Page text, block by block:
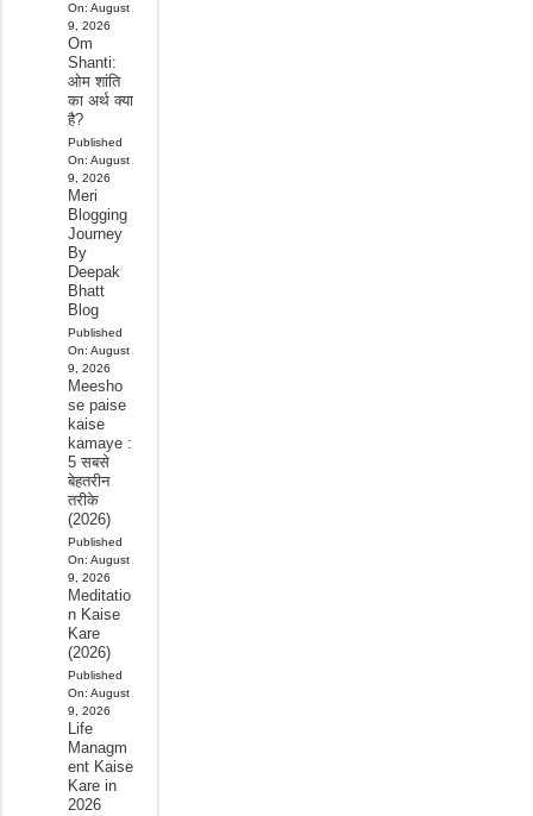
On: August
9, 2026
Om
Shanti:
ओम शांति
का अर्थ क्या
है?
Published
On: August
9, 2026
Meri
Blogging
Journey
By
Deepak
Bhatt
Blog
Published
On: August
9, 2026
Meesho
se paise
kaise
kamaye :
5 सबसे
बेहतरीन
तरीके
(2026)
Published
On: August
9, 2026
Meditatio
n Kaise
Kare
(2026)
Published
On: August
9, 2026
Life
Managm
ent Kaise
Kare in
2026